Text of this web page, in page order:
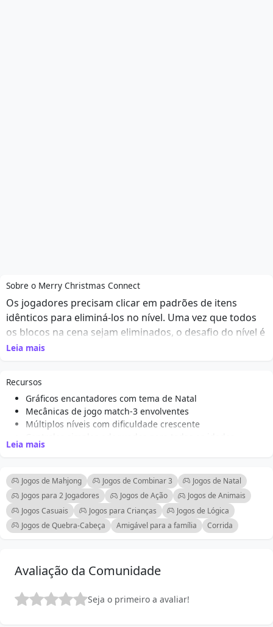
Sobre o Merry Christmas Connect
Os jogadores precisam clicar em padrões de itens
idênticos para eliminá-los no nível. Uma vez que todos
os blocos na cena sejam eliminados, o desafio do nível é
concluído.
Leia mais
Recursos
Gráficos encantadores com tema de Natal
Mecânicas de jogo match-3 envolventes
Múltiplos níveis com dificuldade crescente
Padrões coloridos e visuais festivos
estratégica
Efeitos sonoros divertidos e música natalina
Jogo online acessível sem downloads
Power-ups únicos com tema de feriado para impulsionar a
jogabilidade
Leia mais
Jogos de Mahjong Jogos de Combinar 3
Jogos de Natal
Jogos para 2 Jogadores
Jogos de Ação
Jogos de Animais
Jogos Casuais
Jogos para Crianças
Jogos de Lógica
Jogos de Quebra-Cabeça
Amigável para a família Corrida
Avaliação da Comunidade
Seja o primeiro a avaliar!